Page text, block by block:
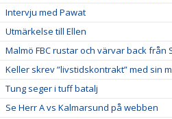
Intervju med Pawat
Utmärkelse till Ellen
Malmö FBC rustar och värvar back från
Keller skrev ”livstidskontrakt” med sin
Tung seger i tuff batalj
Se Herr A vs Kalmarsund på webben